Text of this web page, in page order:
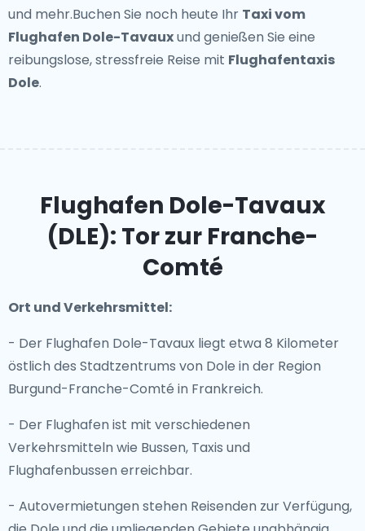
und mehr.Buchen Sie noch heute Ihr Taxi vom
Flughafen Dole-Tavauxund genießen Sie eine
reibungslose, stressfreie Reise mit Flughafentaxis
Dole.
Flughafen Dole-Tavaux
(DLE): Tor zur Franche-
Comté
Ort und Verkehrsmittel:
- Der Flughafen Dole-Tavaux liegt etwa 8 Kilometer
östlich des Stadtzentrums von Dole in der Region
Burgund-Franche-Comté in Frankreich.
- Der Flughafen ist mit verschiedenen
Verkehrsmitteln wie Bussen, Taxis und
Flughafenbussen erreichbar.
- Autovermietungen stehen Reisenden zur Verfügung,